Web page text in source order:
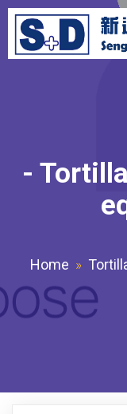
-
Home »